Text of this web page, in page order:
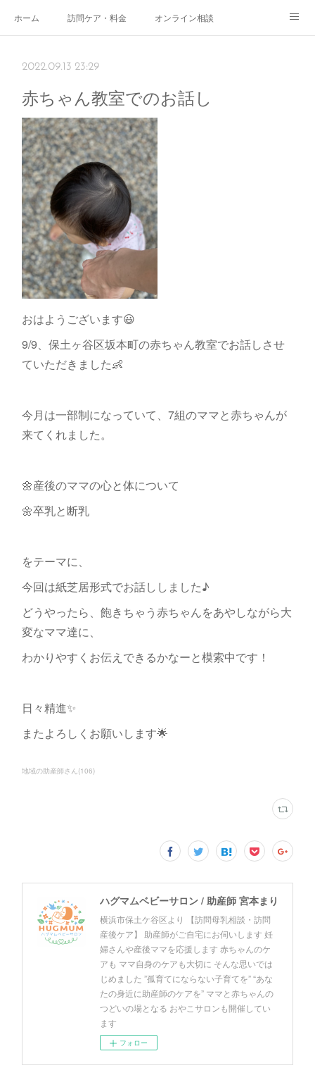
ホーム 訪問ケア・料金 オンライン相談
2022.09.13 23:29
赤ちゃん教室でのお話し
おはようございます😃
9/9、保土ヶ谷区坂本町の赤ちゃん教室でお話しさせ
ていただきました👶
今月は一部制になっていて、7組のママと赤ちゃんが
来てくれました。
🌼産後のママの心と体について
🌼卒乳と断乳
をテーマに、
今回は紙芝居形式でお話ししました♪
どうやったら、飽きちゃう赤ちゃんをあやしながら大
変なママ達に、
わかりやすくお伝えできるかなーと模索中です！
日々精進✨
またよろしくお願いします🌟
地域の助産師さん(106)
ハグマムベビーサロン / 助産師 宮本まり
横浜市保土ケ谷区より 【訪問母乳相談・訪問
産後ケア】 助産師がご自宅にお伺いします 妊
婦さんや産後ママを応援します 赤ちゃんのケ
アも ママ自身のケアも大切に そんな思いでは
じめました ”孤育てにならない子育てを” “あな
たの身近に助産師のケアを” ママと赤ちゃんの
つどいの場となる おやこサロンも開催してい
ます
フォロー